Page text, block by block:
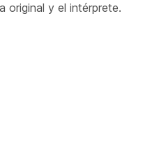
original y el intérprete.